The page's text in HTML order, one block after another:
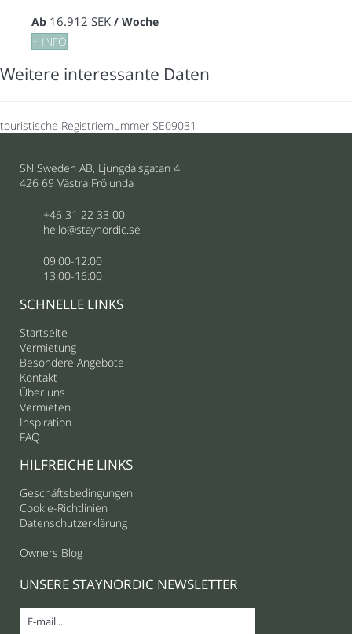
Ab 16.912 SEK / Woche
+ INFO
Weitere interessante Daten
touristische Registriernummer SE09031
SN Sweden AB, Ljungdalsgatan 4
426 69 Västra Frölunda
+46 31 22 33 00
hello@staynordic.se
09:00-12:00
13:00-16:00
SCHNELLE LINKS
Startseite
Vermietung
Besondere Angebote
Kontakt
Über uns
Vermieten
Inspiration
FAQ
HILFREICHE LINKS
Geschäftsbedingungen
Cookie-Richtlinien
Datenschutzerklärung
Owners Blog
UNSERE STAYNORDIC NEWSLETTER